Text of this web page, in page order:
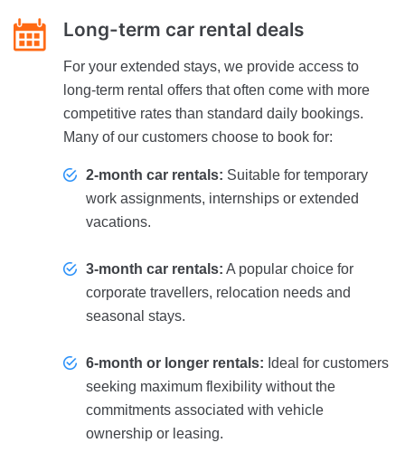
Long-term car rental deals
For your extended stays, we provide access to
long-term rental offers that often come with more
competitive rates than standard daily bookings.
Many of our customers choose to book for:
2-month car rentals: Suitable for temporary
work assignments, internships or extended
vacations.
3-month car rentals: A popular choice for
corporate travellers, relocation needs and
seasonal stays.
6-month or longer rentals: Ideal for customers
seeking maximum flexibility without the
commitments associated with vehicle
ownership or leasing.